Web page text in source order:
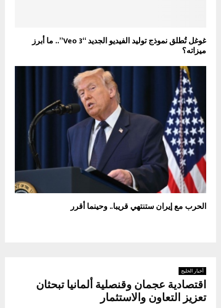
غوغل تُطلق نموذج توليد الفيديو الجديد “Veo 3”.. ما أبرز
ميزاته؟
الحرب مع إيران ستنتهي قريبا.. وحينما أقرر
أخبار الخليج
اقتصادية عجمان وقنصلية ألمانيا تبحثان
تعزيز التعاون والاستثمار